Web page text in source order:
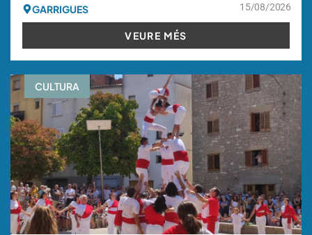
GARRIGUES 15/08/2026
VEURE MÉS
CULTURA